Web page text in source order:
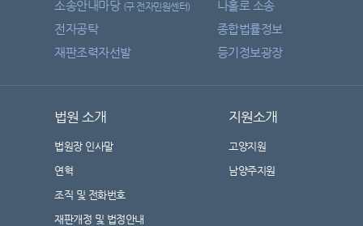
소송안내마당 (구 전자민원센터) 나홀로 소송
전자공탁
종합법률정보
재판조력자선발
등기정보광장
법원 소개
법원장 인사말
연혁
조직 및 전화번호
재판개정 및 법정안내
지원소개
고양지원
남양주지원